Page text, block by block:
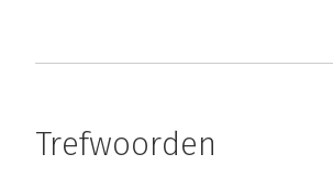
Trefwoorden